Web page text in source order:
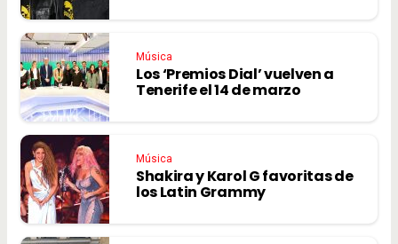
Música
Los ‘Premios Dial’ vuelven a
Tenerife el 14 de marzo
Música
Shakira y Karol G favoritas de
los Latin Grammy